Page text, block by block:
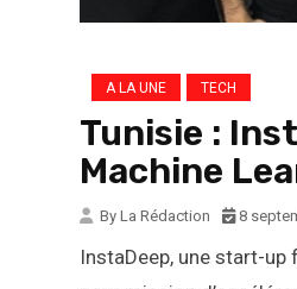
A LA UNE TECH
Tunisie :
Machine
By La Rédaction 8
InstaDeep, une start-up